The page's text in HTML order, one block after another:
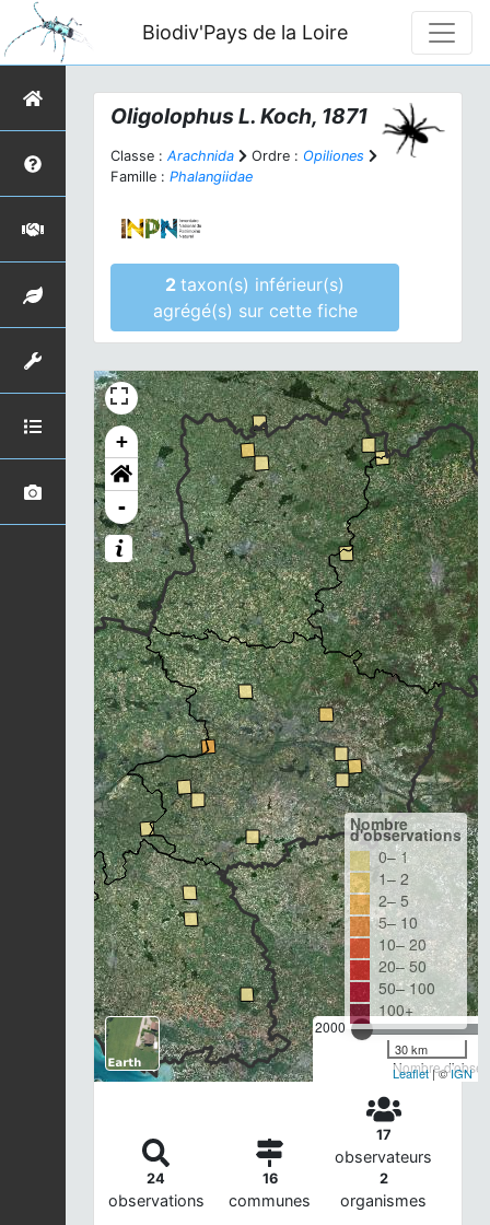
Biodiv'Pays de la Loire
Oligolophus L. Koch, 1871
Classe : Arachnida Ordre : Opiliones
Famille : Phalangiidae
2taxon(s) inférieur(s)
agrégé(s) sur cette fiche
+
-
2000
Nombre
Nombre
d'observations
0– 1
1– 2
2– 5
5– 10
10– 20
20– 50
50– 100
100+
30 km
Leaflet| ©IGN
24
observations
16
communes
17
observateurs
2
organismes